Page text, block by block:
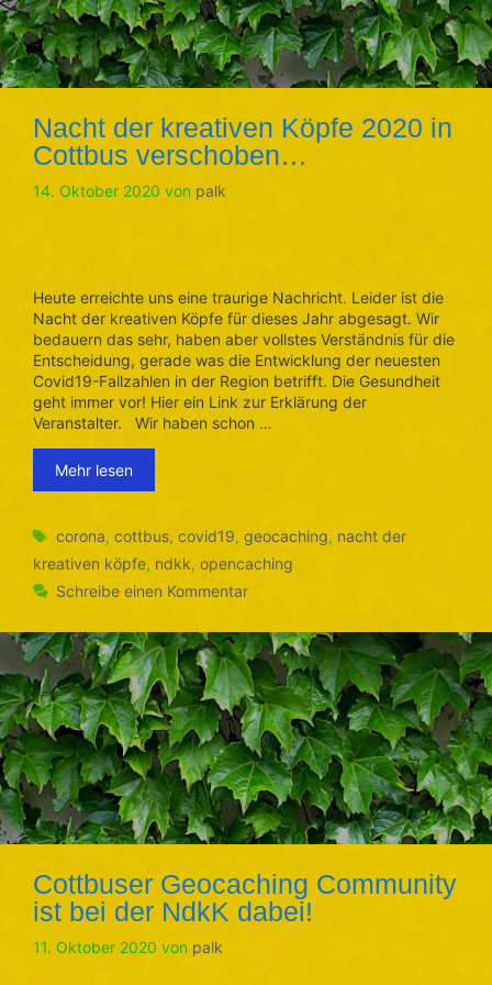
Nacht der kreativen Köpfe 2020 in
Cottbus verschoben…
14. Oktober 2020 von palk
Heute erreichte uns eine traurige Nachricht. Leider ist die
Nacht der kreativen Köpfe für dieses Jahr abgesagt. Wir
bedauern das sehr, haben aber vollstes Verständnis für die
Entscheidung, gerade was die Entwicklung der neuesten
Covid19-Fallzahlen in der Region betrifft. Die Gesundheit
geht immer vor! Hier ein Link zur Erklärung der
Veranstalter. Wir haben schon …
Mehr lesen
Schlagwörter
corona,cottbus,covid19,geocaching, nacht der
kreativen köpfe, ndkk, opencaching
Schreibe einen Kommentar
Cottbuser Geocaching Community
ist bei der NdkK dabei!
11. Oktober 2020 von palk